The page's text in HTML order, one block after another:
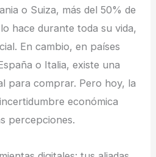
o Suiza, más del 50% de
hace durante toda su vida,
En cambio, en países
o Italia, existe una
para comprar. Pero hoy, la
económica
percepciones.